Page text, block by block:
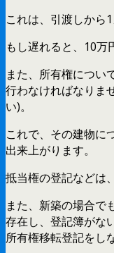
これは、引渡しから
もし遅れると、10万
また、所有権につい
行わなければなりま
い)。
これで、その建物に
出来上がります。
抵当権の登記などは
また、新築の場合で
存在し、登記簿がな
所有権移転登記をし